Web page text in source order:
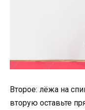
Второе: лёжа на
вторую оставьте